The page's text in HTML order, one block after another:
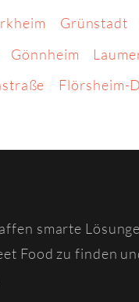
Grünstadt
Gönnheim
Flörsheim-
smarte
Food zu finden